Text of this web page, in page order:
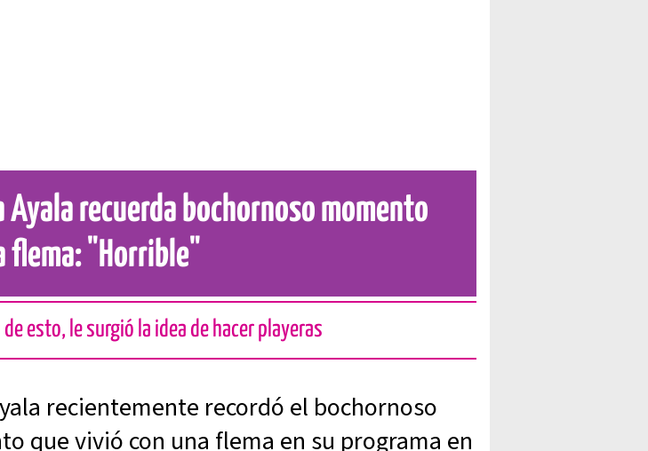
Ayala recuerda bochornoso momento
flema: "Horrible"
de esto, le surgió la idea de hacer playeras
recientemente recordó el bochornoso
que vivió con una flema en su programa en